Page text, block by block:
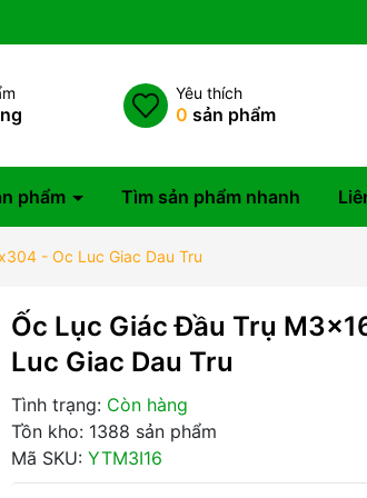
Yêu thích
0 sản phẩm
phẩm Tìm sản phẩm nhanh
- Oc Luc Giac Dau Tru
Ốc Lục Giác Đầu Trụ
Luc Giac Dau Tru
Tình trạng: Còn hàng
Tồn kho: 1388 sản phẩm
Mã SKU: YTM3I16